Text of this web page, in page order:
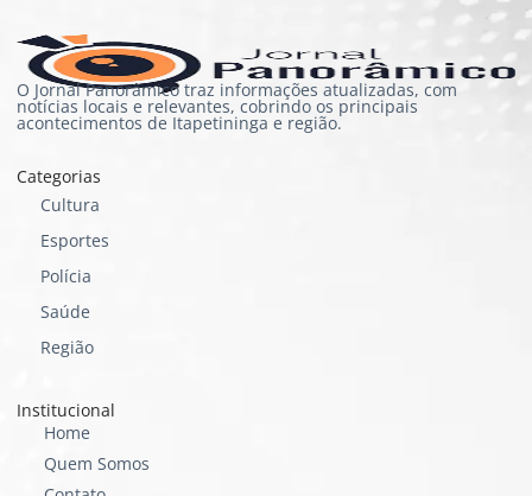
O Jornal Panorâmico traz informações atualizadas, com
notícias locais e relevantes, cobrindo os principais
acontecimentos de Itapetininga e região.
Categorias
Cultura
Esportes
Polícia
Saúde
Região
Institucional
Home
Quem Somos